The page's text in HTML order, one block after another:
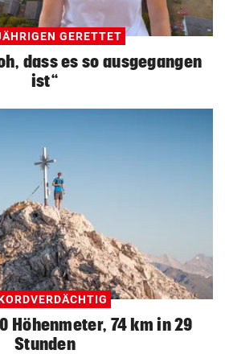
GERETTET
dass es so ausgegangen
ist“
Höhenmeter, 74 km in 29
Stunden